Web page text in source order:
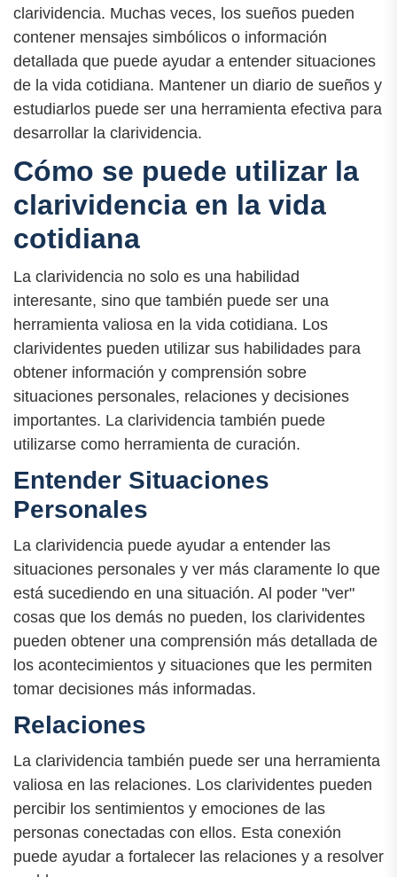
clarividencia. Muchas veces, los sueños pueden
contener mensajes simbólicos o información
detallada que puede ayudar a entender situaciones
de la vida cotidiana. Mantener un diario de sueños y
estudiarlos puede ser una herramienta efectiva para
desarrollar la clarividencia.
Cómo se puede utilizar la
clarividencia en la vida
cotidiana
La clarividencia no solo es una habilidad
interesante, sino que también puede ser una
herramienta valiosa en la vida cotidiana. Los
clarividentes pueden utilizar sus habilidades para
obtener información y comprensión sobre
situaciones personales, relaciones y decisiones
importantes. La clarividencia también puede
utilizarse como herramienta de curación.
Entender Situaciones
Personales
La clarividencia puede ayudar a entender las
situaciones personales y ver más claramente lo que
está sucediendo en una situación. Al poder "ver"
cosas que los demás no pueden, los clarividentes
pueden obtener una comprensión más detallada de
los acontecimientos y situaciones que les permiten
tomar decisiones más informadas.
Relaciones
La clarividencia también puede ser una herramienta
valiosa en las relaciones. Los clarividentes pueden
percibir los sentimientos y emociones de las
personas conectadas con ellos. Esta conexión
puede ayudar a fortalecer las relaciones y a resolver